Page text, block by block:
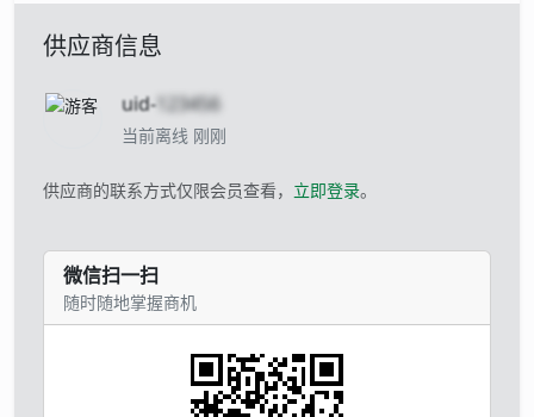
供应商信息
uid- 123456
当前离线 刚刚
供应商的联系方式仅限会员查看， 立即登录。
微信扫一扫
随时随地掌握商机